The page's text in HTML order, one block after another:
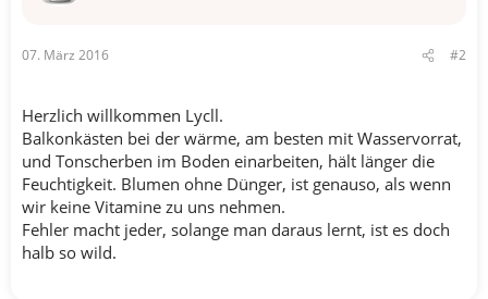
07. März 2016 #2
Herzlich willkommen Lycll.
Balkonkästen bei der wärme, am besten mit Wasservorrat,
und Tonscherben im Boden einarbeiten, hält länger die
Feuchtigkeit. Blumen ohne Dünger, ist genauso, als wenn
wir keine Vitamine zu uns nehmen.
Fehler macht jeder, solange man daraus lernt, ist es doch
halb so wild.